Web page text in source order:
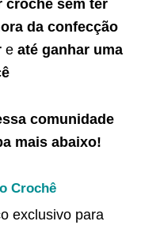
crochê sem ter
da confecção
e até ganhar uma
comunidade
mais abaixo!
Crochê
exclusivo para